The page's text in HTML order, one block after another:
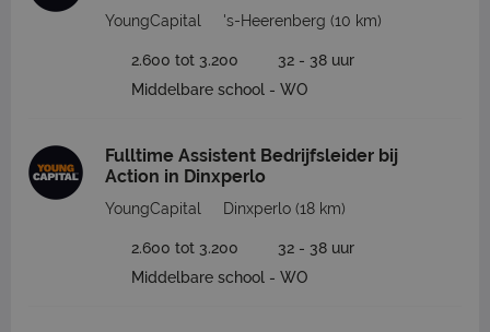
YoungCapital 's-Heerenberg (10 km)
2.600 tot 3.200
32 - 38 uur
Middelbare school - WO
Fulltime Assistent Bedrijfsleider bij
Action in Dinxperlo
YoungCapital Dinxperlo (18 km)
2.600 tot 3.200
32 - 38 uur
Middelbare school - WO